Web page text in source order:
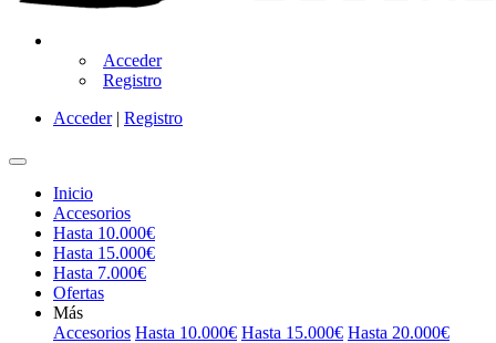
Acceder
Registro
Acceder| Registro
Inicio
Accesorios
Hasta 10.000€
Hasta 15.000€
Hasta 7.000€
Ofertas
Más
Accesorios Hasta 10.000€ Hasta 15.000€ Hasta 20.000€